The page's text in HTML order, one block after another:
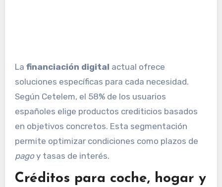
La financiación digital actual ofrece
soluciones específicas para cada necesidad.
Según Cetelem, el 58% de los usuarios
españoles elige productos crediticios basados
en objetivos concretos. Esta segmentación
permite optimizar condiciones como plazos de
pagoy tasas de interés.
Créditos para coche, hogar y